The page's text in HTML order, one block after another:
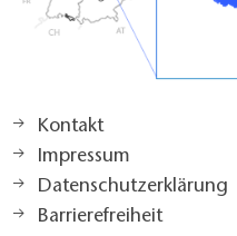
Kontakt
Impressum
Datenschutzerklärung
Barrierefreiheit